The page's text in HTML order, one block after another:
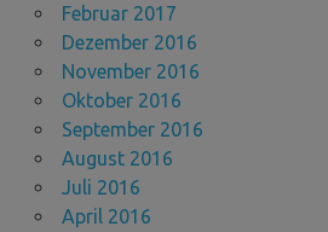
Februar 2017
Dezember 2016
November 2016
Oktober 2016
September 2016
August 2016
Juli 2016
April 2016